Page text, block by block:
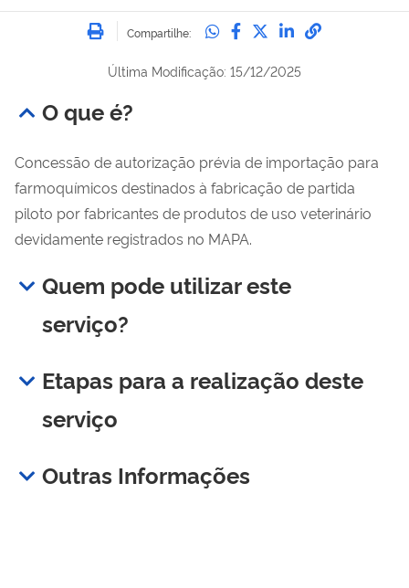
Imprimir
Compartilhe: Compartilhe no
Compartilhe no
Compartilhe no
Compartilhe
Última Modificação: 15/12/2025
O que é?
Concessão de autorização prévia de importação para
farmoquímicos destinados à fabricação de partida
piloto por fabricantes de produtos de uso veterinário
devidamente registrados no MAPA.
Quem pode utilizar este
serviço?
Etapas para a realização deste
serviço
Outras Informações